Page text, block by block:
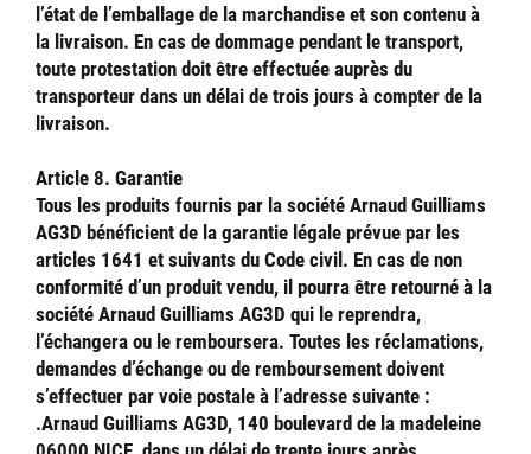
l’état de l’emballage de la marchandise et son contenu à
la livraison. En cas de dommage pendant le transport,
toute protestation doit être effectuée auprès du
transporteur dans un délai de trois jours à compter de la
livraison.
Article 8. Garantie
Tous les produits fournis par la société Arnaud Guilliams
AG3D bénéficient de la garantie légale prévue par les
articles 1641 et suivants du Code civil. En cas de non
conformité d’un produit vendu, il pourra être retourné à la
société Arnaud Guilliams AG3D qui le reprendra,
l’échangera ou le remboursera. Toutes les réclamations,
demandes d’échange ou de remboursement doivent
s’effectuer par voie postale à l’adresse suivante :
.Arnaud Guilliams AG3D, 140 boulevard de la madeleine